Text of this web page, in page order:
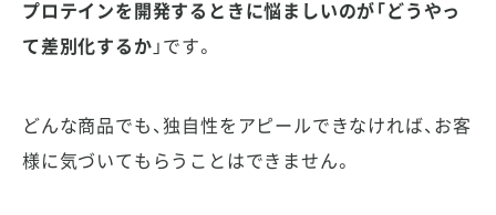
プロテインを開発するときに悩ましいのが「どうやっ
て差別化するか 」です。
どんな商品でも、独自性をアピールできなければ、お客
様に気づいてもらうことはできません。